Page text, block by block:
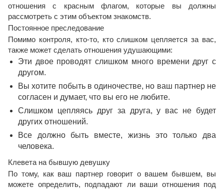
отношения с красным флагом, которые вы должны
рассмотреть с этим объектом знакомств.
Постоянное преследование
Помимо контроля, кто-то, кто слишком цепляется за вас,
также может сделать отношения удушающими:
Эти двое проводят слишком много времени друг с
другом.
Вы хотите побыть в одиночестве, но ваш партнер не
согласен и думает, что вы его не любите.
Слишком цепляясь друг за друга, у вас не будет
других отношений.
Все должно быть вместе, жизнь это только два
человека.
Клевета на бывшую девушку
По тому, как ваш партнер говорит о вашем бывшем, вы
можете определить, подпадают ли ваши отношения под